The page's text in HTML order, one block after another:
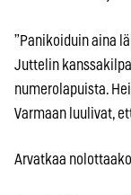
”Panikoiduin aina
Juttelin
numerolapuista.
Varmaan luulivat,
Arvatkaa